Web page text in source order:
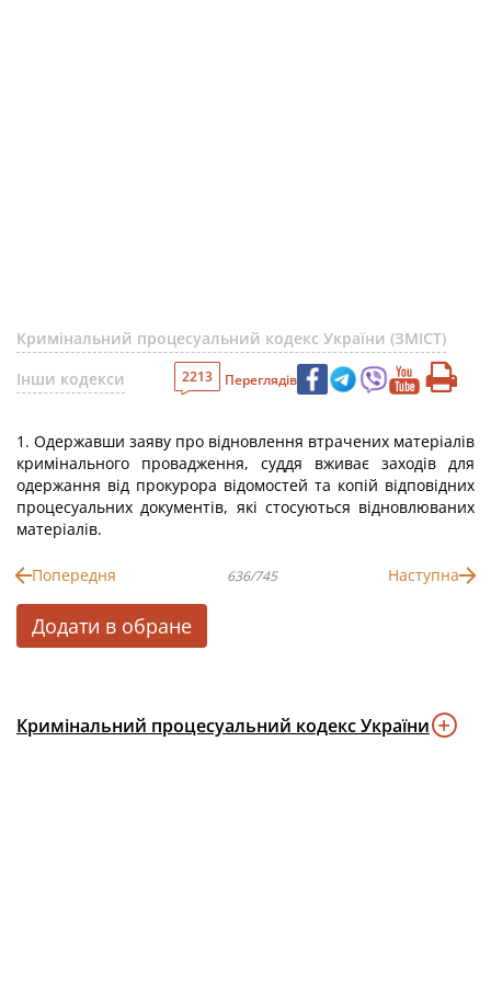
Кримінальний процесуальний кодекс України (ЗМІСТ)
Інши кодекси
2213 Переглядів
1. Одержавши заяву про відновлення втрачених матеріалів
кримінального провадження, суддя вживає заходів для
одержання від прокурора відомостей та копій відповідних
процесуальних документів, які стосуються відновлюваних
матеріалів.
Попередня 636/745 Наступна
Додати в обране
Кримінальний процесуальний кодекс України